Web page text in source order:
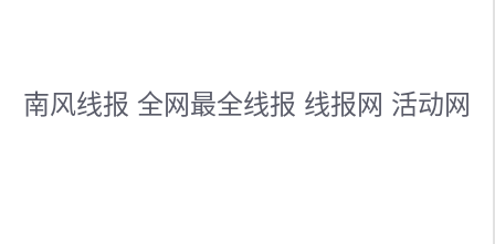
南风线报 全网最全线报 线报网 活动网